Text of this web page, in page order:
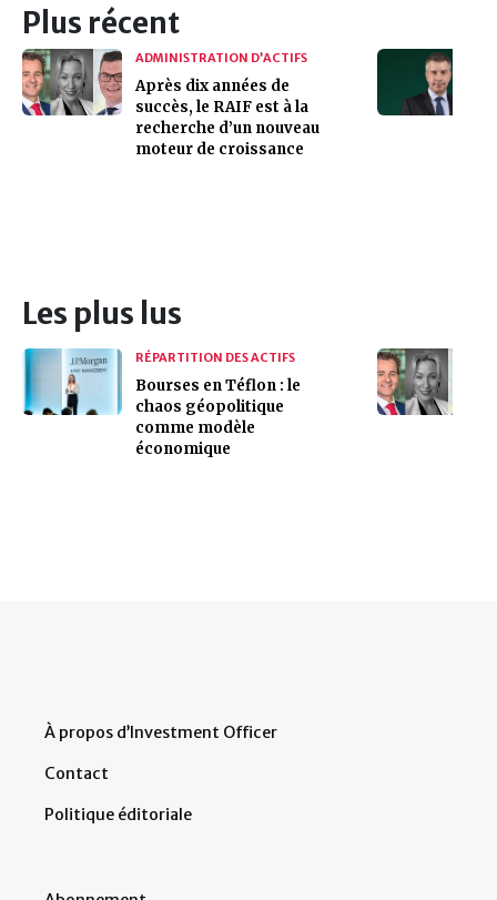
Plus récent
ADMINISTRATION D’ACTIFS
Après dix années de
succès, le RAIF est à la
recherche d’un nouveau
moteur de croissance
Les plus lus
RÉPARTITION DES ACTIFS
Bourses en Téflon : le
chaos géopolitique
comme modèle
économique
À propos d’Investment Officer
Contact
Politique éditoriale